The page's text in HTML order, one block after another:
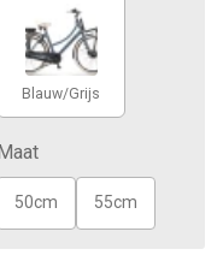
Blauw/Grijs
50cm 55cm